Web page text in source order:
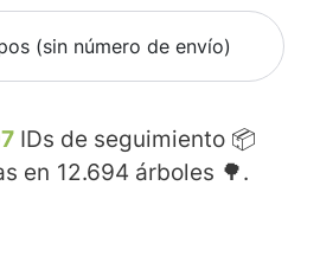
(sin número de envío)
IDs de seguimiento 📦
en 12.694 árboles 🌳.